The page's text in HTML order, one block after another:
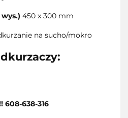
450 x 300 mm
na sucho/mokro
608-638-316